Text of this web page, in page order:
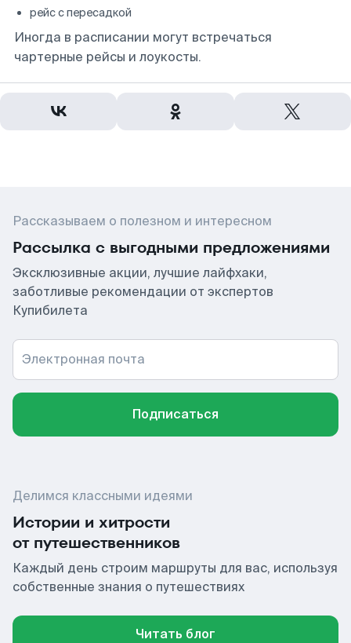
рейс с пересадкой
Иногда в расписании могут встречаться
чартерные рейсы и лоукосты.
Рассказываем о полезном и интересном
Рассылка с выгодными предложениями
Эксклюзивные акции, лучшие лайфхаки,
заботливые рекомендации от экспертов
Купибилета
Электронная почта
Подписаться
Делимся классными идеями
Истории и хитрости
от путешественников
Каждый день строим маршруты для вас, используя
собственные знания о путешествиях
Читать блог